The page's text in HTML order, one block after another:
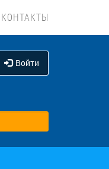
КОНТАКТЫ
Войти